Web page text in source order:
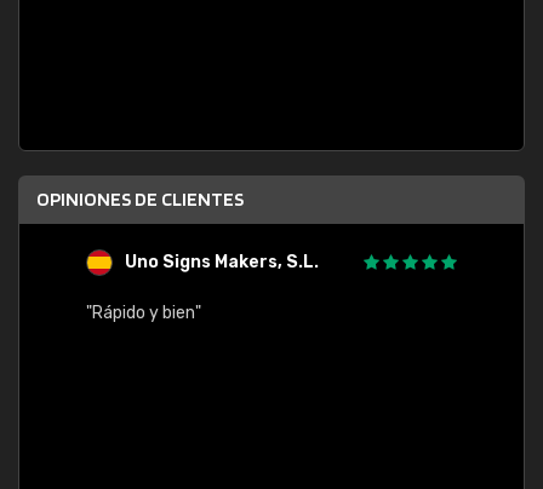
OPINIONES DE CLIENTES
Uno Signs Makers, S.L.
"Rápido y bien"